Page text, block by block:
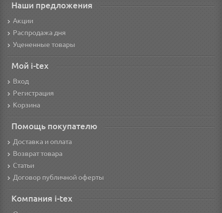
Наши предложения
Акции
Распродажа дня
Уцененные товары
Мой i-tex
Вход
Регистрация
Корзина
Помощь покупателю
Доставка и оплата
Возврат товара
Статьи
Договор публичной оферты
Компания i-tex